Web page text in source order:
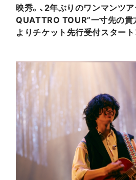
映秀。、2年ぶりのワンマンツ
QUATTRO TOUR”一寸先の貴
よりチケット先行受付スタート